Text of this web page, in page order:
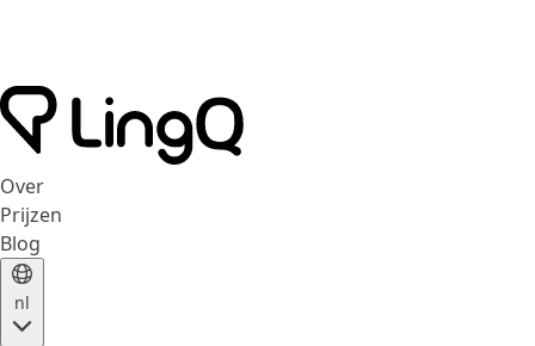
Over
Prijzen
Blog
nl